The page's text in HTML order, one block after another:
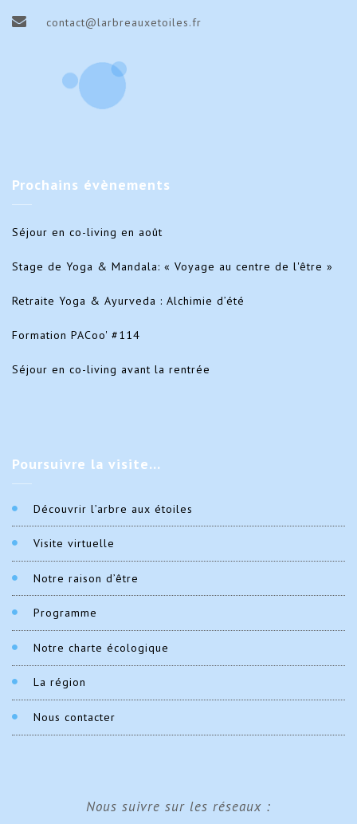
contact@larbreauxetoiles.fr
Prochains évènements
Séjour en co-living en août
Stage de Yoga & Mandala: « Voyage au centre de l'être »
Retraite Yoga & Ayurveda : Alchimie d’été
Formation PACoo' #114
Séjour en co-living avant la rentrée
Poursuivre la visite…
Découvrir l’arbre aux étoiles
Visite virtuelle
Notre raison d’être
Programme
Notre charte écologique
La région
Nous contacter
Nous suivre sur les réseaux :